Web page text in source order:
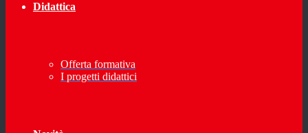
Didattica
Offerta formativa
I progetti didattici